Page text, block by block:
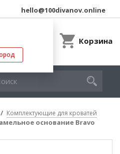
hello@100divanov.online
Корзина
Комплектующие для кроватей
основание Bravo